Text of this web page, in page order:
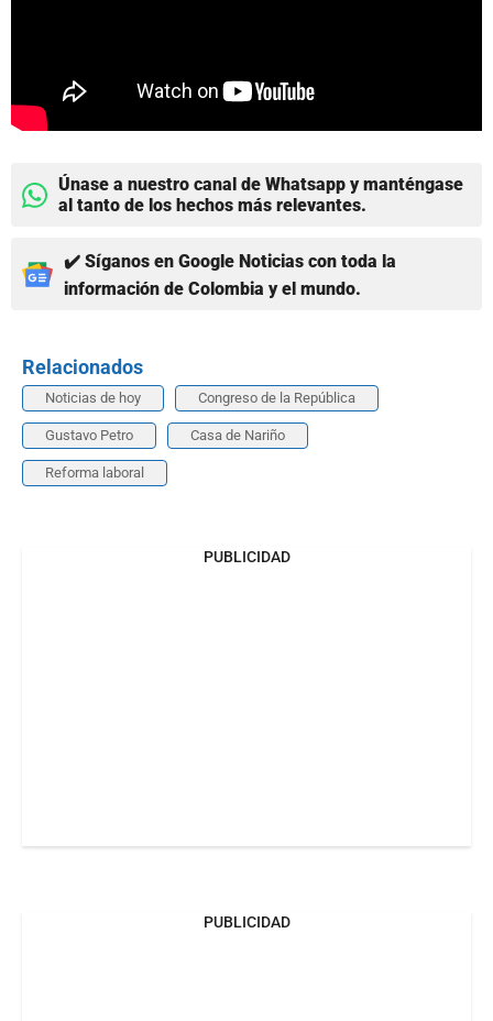
Únase a nuestro canal de Whatsapp y manténgase
al tanto de los hechos más relevantes.
✔️ Síganos en Google Noticias con toda la
información de Colombia y el mundo.
Relacionados
Noticias de hoy Congreso de la República
Gustavo Petro Casa de Nariño
Reforma laboral
PUBLICIDAD
PUBLICIDAD